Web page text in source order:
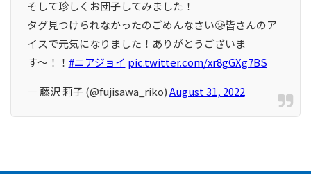
そして珍しくお団子してみました！
タグ見つけられなかったのごめんなさい🥲皆さんのア
イスで元気になりました！ありがとうございま
す〜！！ #ニアジョイ pic.twitter.com/xr8gGXg7BS
— 藤沢 莉子 (@fujisawa_riko)August 31, 2022